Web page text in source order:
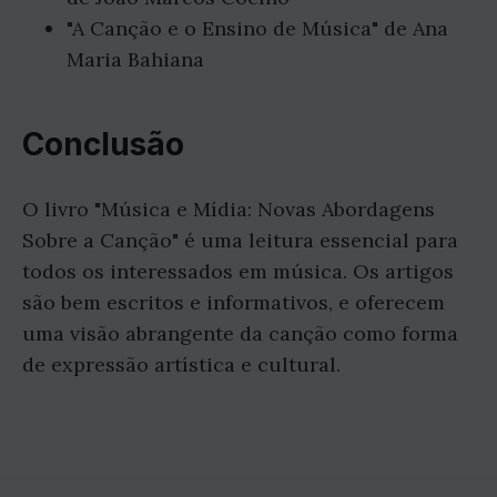
"A Canção e o Ensino de Música" de Ana
Maria Bahiana
Conclusão
O livro "Música e Mídia: Novas Abordagens
Sobre a Canção" é uma leitura essencial para
todos os interessados em música. Os artigos
são bem escritos e informativos, e oferecem
uma visão abrangente da canção como forma
de expressão artística e cultural.